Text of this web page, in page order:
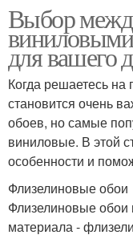
Выбор
для вашего
Когда решаетесь
становится очень
обоев, но самые
виниловые. В этой
особенности и
Флизелиновые обои
Флизелиновые обои
материала -